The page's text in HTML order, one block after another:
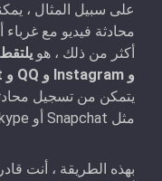
على سبيل المثال ،
محادثة فيديو مع غرباء
أكثر من ذلك ، هو
و Instagram و QQ و WeChat
يتمكن من تسجيل
مثل Snapchat أو Skype أو Viber وما إلى ذلك.
بهذه الطريقة ، أنت